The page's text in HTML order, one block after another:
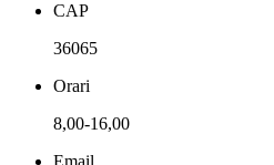
CAP
36065
Orari
8,00-16,00